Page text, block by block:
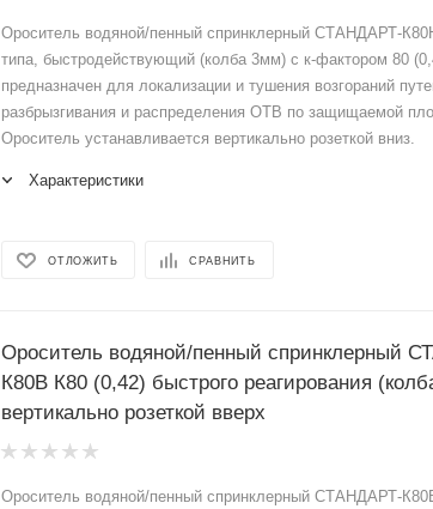
Ороситель водяной/пенный спринклерный СТАНДАРТ-
типа, быстродействующий (колба 3мм) с к-фактором 80
предназначен для локализации и тушения возгораний
разбрызгивания и распределения ОТВ по защищаемой
Ороситель устанавливается вертикально розеткой вниз.
Характеристики
ОТЛОЖИТЬ СРАВНИТЬ
Ороситель водяной/пенный спринклерный
К80В К80 (0,42) быстрого реагирования
вертикально розеткой вверх
Ороситель водяной/пенный спринклерный СТАНДАРТ-